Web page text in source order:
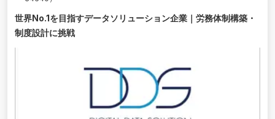
世界No.1を目指すデータソリューション企業｜労務体制構築・
制度設計に挑戦